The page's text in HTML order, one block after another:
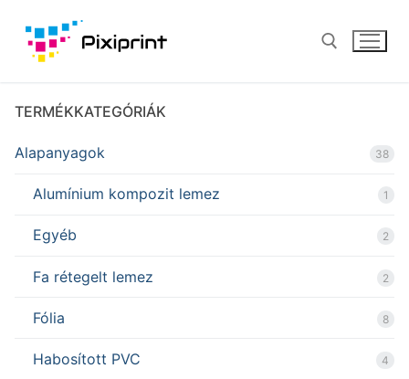
tartalomra
TERMÉKKATEGÓRIÁK
Alapanyagok 38
Alumínium kompozit lemez 1
Egyéb 2
Fa rétegelt lemez 2
Fólia 8
Habosított PVC 4